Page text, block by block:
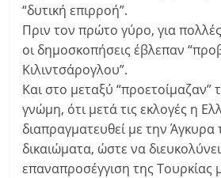
“δυτική επιρροή”.
Πριν τον πρώτο γύρο, για
οι δημοσκοπήσεις έβλεπαν
Κιλιντσάρογλου”.
Και στο μεταξύ “προετοίμαζαν”
γνώμη, ότι μετά τις εκλογές η
διαπραγματευθεί με την Άγκυρα
δικαιώματα, ώστε να
επαναπροσέγγιση της Τουρκίας